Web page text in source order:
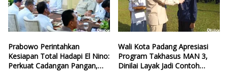
Prabowo Perintahkan
Kesiapan Total Hadapi El Nino:
Perkuat Cadangan Pangan,
Wali Kota Padang Apresiasi
Program Takhasus MAN 3,
Dinilai Layak Jadi Contoh